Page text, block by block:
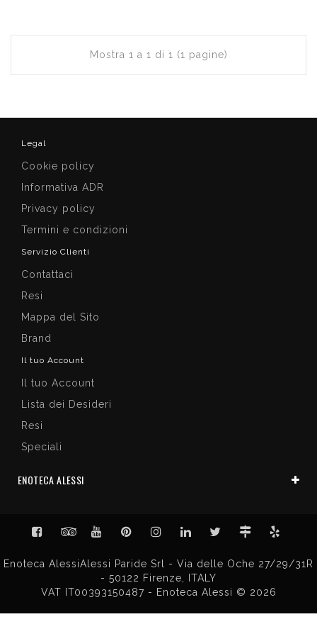
Mostra 1 a 1 di 1 (1 pagine)
Legal
Cookie policy
Informativa ADR
Privacy policy
Termini e condizioni
Servizio Clienti
Contattaci
Resi
Mappa del Sito
Brand
Il tuo Account
Il tuo Account
Lista dei Desideri
Resi
Speciali
ENOTECA ALESSI
Enoteca AlessiAlessi Paride Srl - Via delle Oche 27/29/31R
- 50122 Firenze, ITALY
VAT IT00393150487 - Enoteca Alessi © 2026